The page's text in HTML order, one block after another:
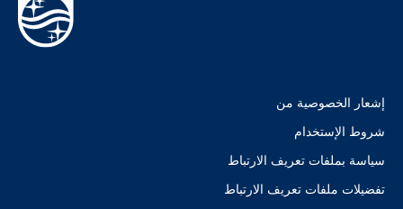
إشعار الخصوصية من
شروط الإستخدام
سياسة بملفات تعريف الارتباط
تفضيلات ملفات تعريف الارتباط